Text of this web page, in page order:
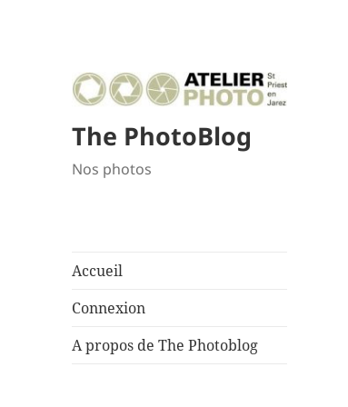
The PhotoBlog
Nos photos
Accueil
Connexion
A propos de The Photoblog